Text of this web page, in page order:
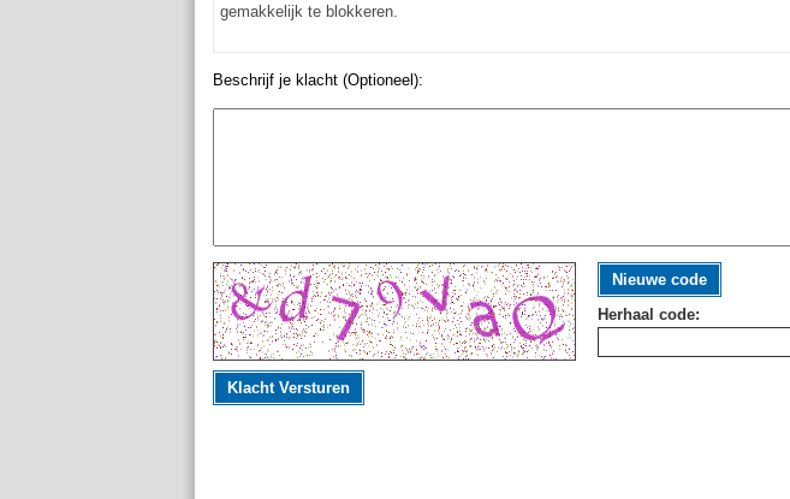
gemakkelijk te blokkeren.
Beschrijf je klacht (Optioneel):
Nieuwe code
Herhaal code:
Klacht Versturen